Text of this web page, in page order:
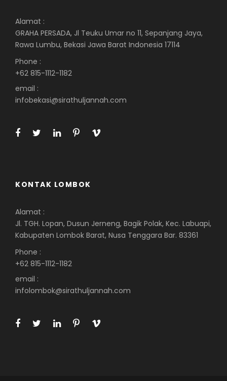
Alamat :
GRAHA PERSADA, Jl Teuku Umar no 11, Sepanjang Jaya,
Rawa Lumbu, Bekasi Jawa Barat Indonesia 17114
Phone :
+62 815-1112-1182
email :
infobekasi@sirathuljannah.com
KONTAK LOMBOK
Alamat :
Jl. TGH. Lopan, Dusun Jerneng, Bagik Polak, Kec. Labuapi,
Kabupaten Lombok Barat, Nusa Tenggara Bar. 83361
Phone :
+62 815-1112-1182
email :
infolombok@sirathuljannah.com